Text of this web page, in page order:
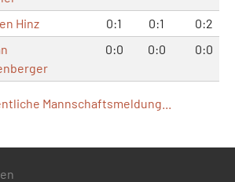
Hinz 0:1 0:1
0:2
0:0 0:0 0:0
Mannschaftsmeldung...